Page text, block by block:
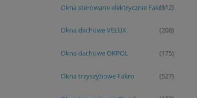
Okna sterowane elektrycznie Fakro(112)
Okna dachowe VELUX (208)
Okna dachowe OKPOL (175)
Okna trzyszybowe Fakro (527)